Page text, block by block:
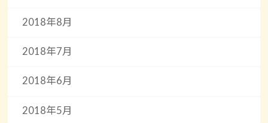
2018年8月
2018年7月
2018年6月
2018年5月